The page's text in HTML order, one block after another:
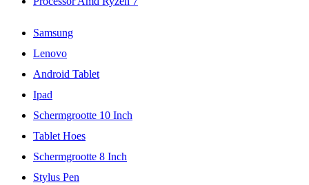
Samsung
Lenovo
Android Tablet
Ipad
Schermgrootte 10 Inch
Tablet Hoes
Schermgrootte 8 Inch
Stylus Pen